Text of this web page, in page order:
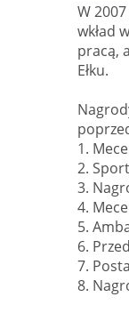
W
wkład
pracą,
Ełku.
1.
2.
3.
4.
5.
6.
7.
8.